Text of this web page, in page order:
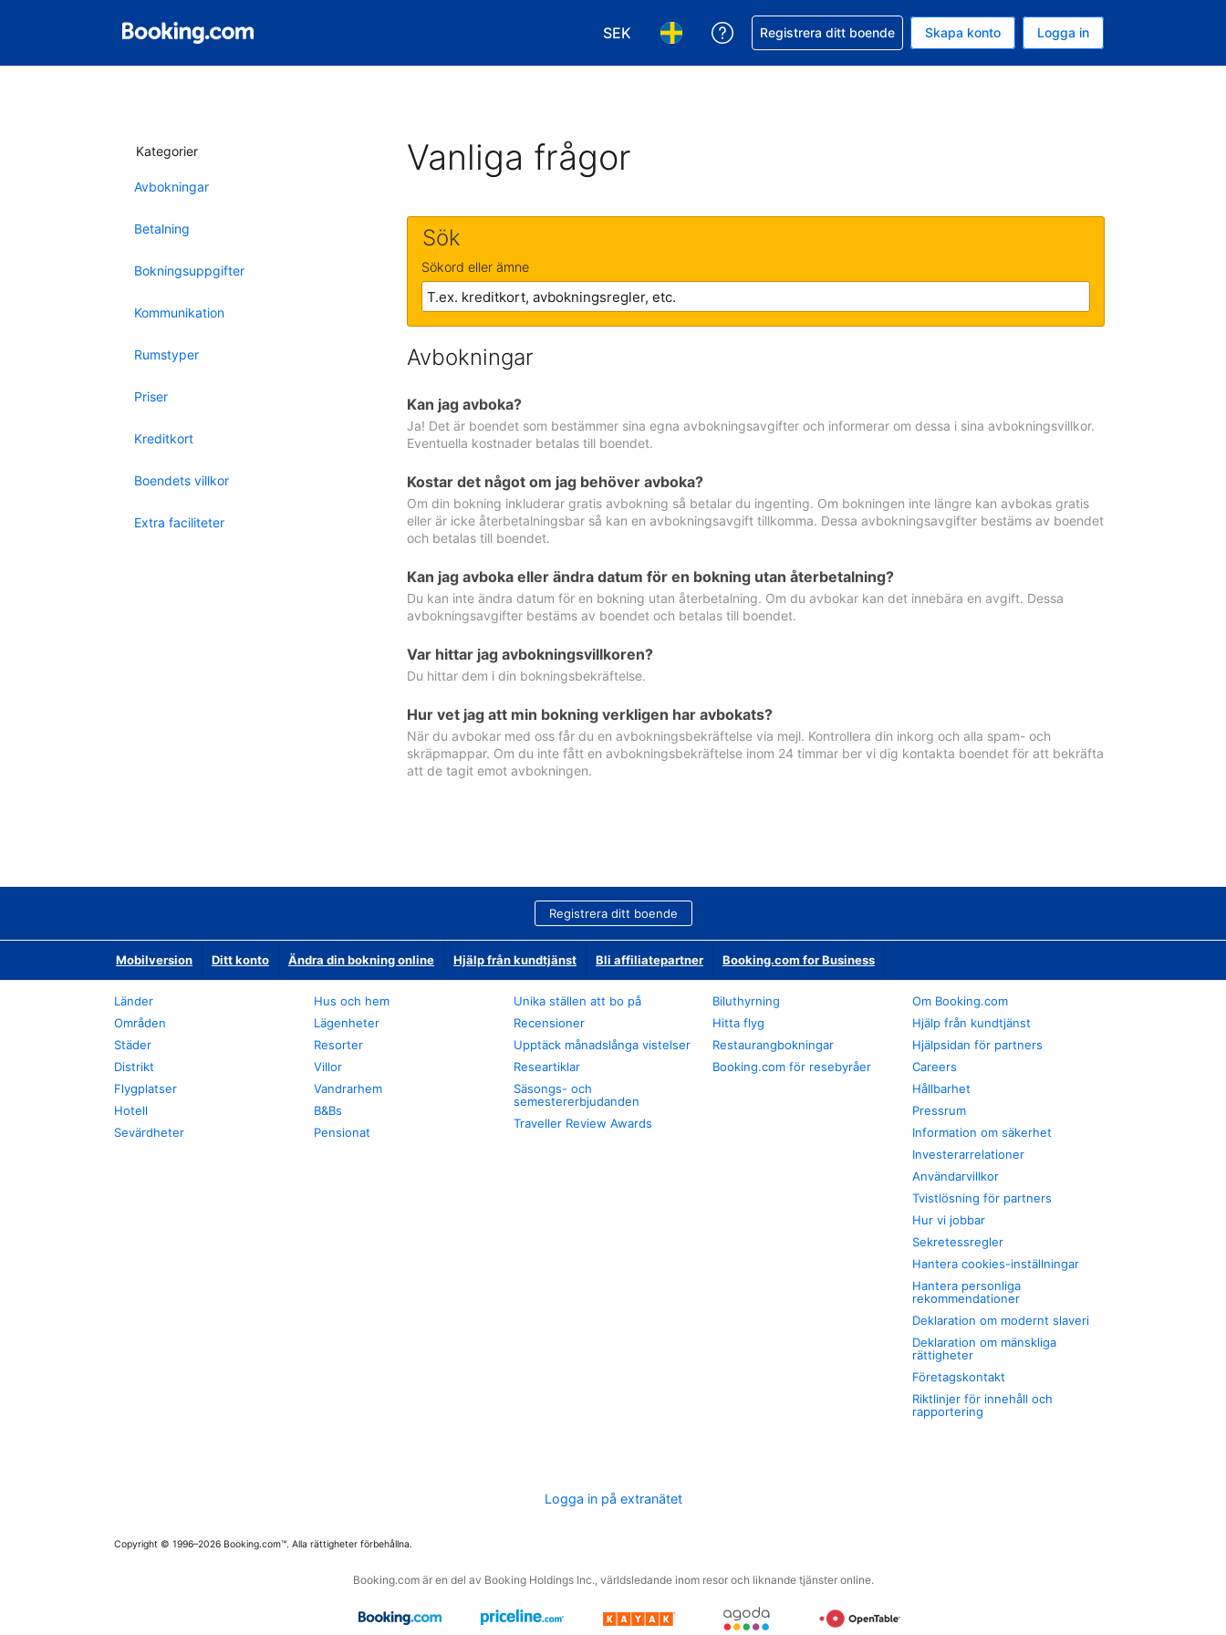
SEK
Välj valuta. Din nuvarande valuta är Svenska kronor
Välj språk. Ditt nuvarande språk är Svenska
Få hjälp med din bokning
Registrera ditt boende Skapa konto Logga in
Kategorier
Avbokningar
Betalning
Bokningsuppgifter
Kommunikation
Rumstyper
Priser
Kreditkort
Boendets villkor
Extra faciliteter
Vanliga frågor
Sök
Sökord eller ämne
Avbokningar
Kan jag avboka?
Ja! Det är boendet som bestämmer sina egna avbokningsavgifter och informerar om dessa i sina avbokningsvillkor.
Eventuella kostnader betalas till boendet.
Kostar det något om jag behöver avboka?
Om din bokning inkluderar gratis avbokning så betalar du ingenting. Om bokningen inte längre kan avbokas gratis
eller är icke återbetalningsbar så kan en avbokningsavgift tillkomma. Dessa avbokningsavgifter bestäms av boendet
och betalas till boendet.
Kan jag avboka eller ändra datum för en bokning utan återbetalning?
Du kan inte ändra datum för en bokning utan återbetalning. Om du avbokar kan det innebära en avgift. Dessa
avbokningsavgifter bestäms av boendet och betalas till boendet.
Var hittar jag avbokningsvillkoren?
Du hittar dem i din bokningsbekräftelse.
Hur vet jag att min bokning verkligen har avbokats?
När du avbokar med oss får du en avbokningsbekräftelse via mejl. Kontrollera din inkorg och alla spam- och
skräpmappar. Om du inte fått en avbokningsbekräftelse inom 24 timmar ber vi dig kontakta boendet för att bekräfta
att de tagit emot avbokningen.
Registrera ditt boende
Mobilversion Ditt konto Ändra din bokning online Hjälp från kundtjänst Bli affiliatepartner Booking.com for Business
Länder
Områden
Städer
Distrikt
Flygplatser
Hotell
Sevärdheter
Hus och hem
Lägenheter
Resorter
Villor
Vandrarhem
B&Bs
Pensionat
Unika ställen att bo på
Recensioner
Upptäck månadslånga vistelser
Researtiklar
Säsongs- och
semestererbjudanden
Traveller Review Awards
Biluthyrning
Hitta flyg
Restaurangbokningar
Booking.com för resebyråer
Om Booking.com
Hjälp från kundtjänst
Hjälpsidan för partners
Careers
Hållbarhet
Pressrum
Information om säkerhet
Investerarrelationer
Användarvillkor
Tvistlösning för partners
Hur vi jobbar
Sekretessregler
Hantera cookies-inställningar
Hantera personliga
rekommendationer
Deklaration om modernt slaveri
Deklaration om mänskliga
rättigheter
Företagskontakt
Riktlinjer för innehåll och
rapportering
Logga in på extranätet
Copyright © 1996–2026 Booking.com™. Alla rättigheter förbehållna.
Booking.com är en del av Booking Holdings Inc., världsledande inom resor och liknande tjänster online.